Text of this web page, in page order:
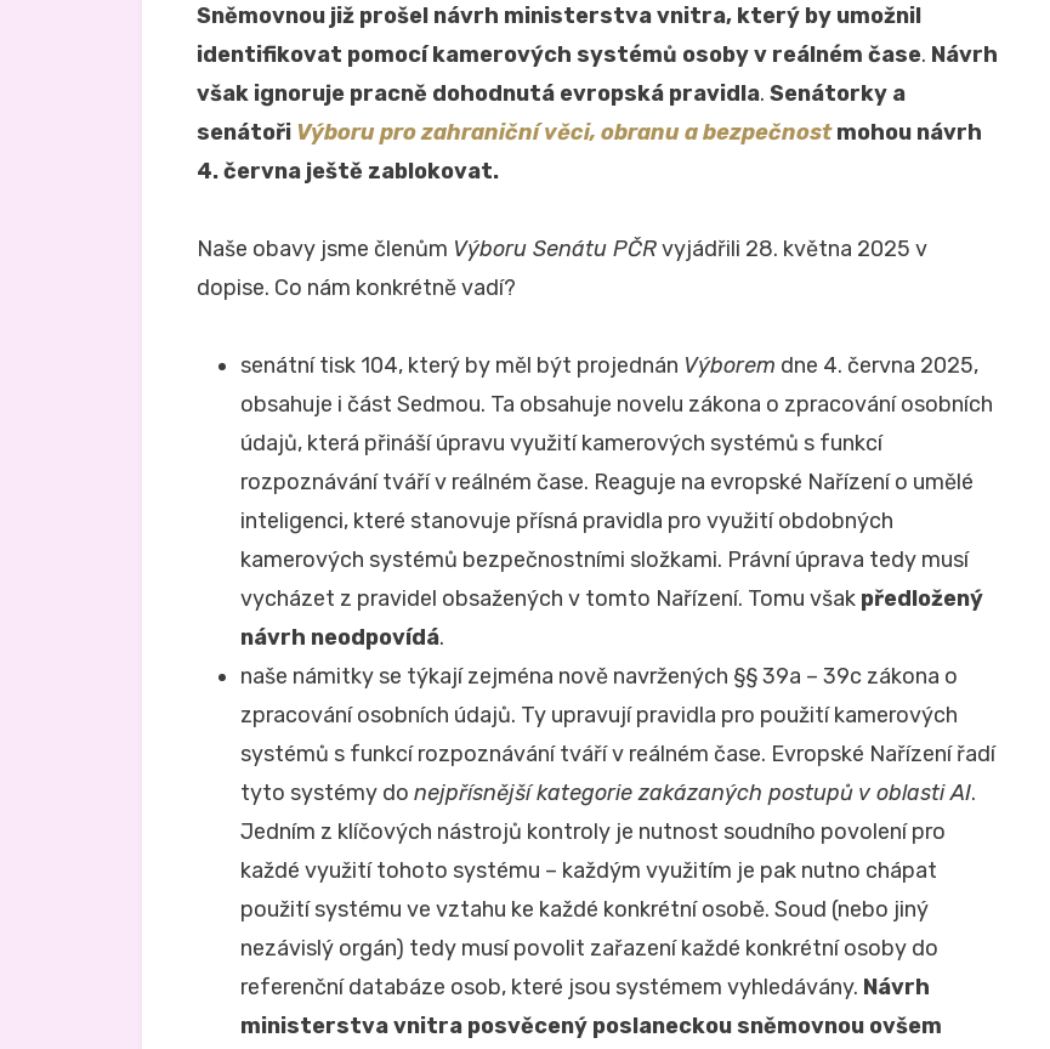
Sněmovnou již prošel návrh ministerstva vnitra, který by umožnil
identifikovat pomocí kamerových systémů osoby v reálném čase. Návrh
však ignoruje pracně dohodnutá evropská pravidla. Senátorky a
senátoři Výboru pro zahraniční věci, obranu a bezpečnostmohou návrh
4. června ještě zablokovat.
Naše obavy jsme členům Výboru Senátu PČRvyjádřili 28. května 2025 v
dopise. Co nám konkrétně vadí?
senátní tisk 104, který by měl být projednán Výborem dne 4. června 2025,
obsahuje i část Sedmou. Ta obsahuje novelu zákona o zpracování osobních
údajů, která přináší úpravu využití kamerových systémů s funkcí
rozpoznávání tváří v reálném čase. Reaguje na evropské Nařízení o umělé
inteligenci, které stanovuje přísná pravidla pro využití obdobných
kamerových systémů bezpečnostními složkami. Právní úprava tedy musí
vycházet z pravidel obsažených v tomto Nařízení. Tomu však předložený
návrh neodpovídá.
naše námitky se týkají zejména nově navržených §§ 39a – 39c zákona o
zpracování osobních údajů. Ty upravují pravidla pro použití kamerových
systémů s funkcí rozpoznávání tváří v reálném čase. Evropské Nařízení řadí
tyto systémy do nejpřísnější kategorie zakázaných postupů v oblasti AI.
Jedním z klíčových nástrojů kontroly je nutnost soudního povolení pro
každé využití tohoto systému – každým využitím je pak nutno chápat
použití systému ve vztahu ke každé konkrétní osobě. Soud (nebo jiný
nezávislý orgán) tedy musí povolit zařazení každé konkrétní osoby do
referenční databáze osob, které jsou systémem vyhledávány. Návrh
ministerstva vnitra posvěcený poslaneckou sněmovnou ovšem